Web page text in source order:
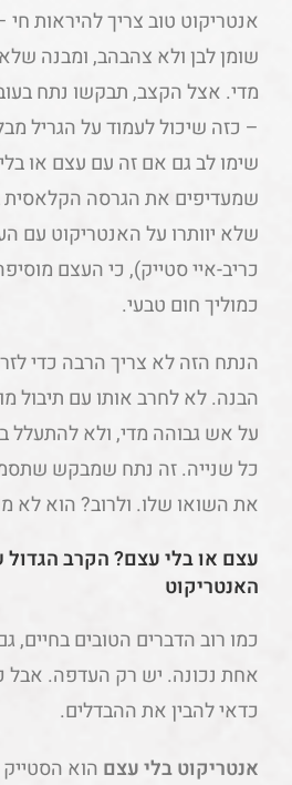
אנטריקוט טוב צריך להיראות
שומן לבן ולא צהבהב, ומבנה
– כזה שיכול לעמוד על הגריל
שימו לב גם אם זה עם עצם או
שמעדיפים את הגרסה הקלאסית
שלא יוותרו על האנטריקוט עם
כריב-איי סטייק), כי העצם
כמוליך חום טבעי.
הנתח הזה לא צריך הרבה כדי
הבנה. לא לחרב אותו עם תיבול
על אש גבוהה מדי, ולא להתעלל
כל שנייה. זה נתח שמבקש
את השואו שלו. ולרוב? הוא לא
עצם או בלי עצם? הקרב הגדול
האנטריקוט
כמו רוב הדברים הטובים בחיים,
אחת נכונה. יש רק העדפה. אבל
כדאי להבין את ההבדלים.
אנטריקוט בלי עצם הוא